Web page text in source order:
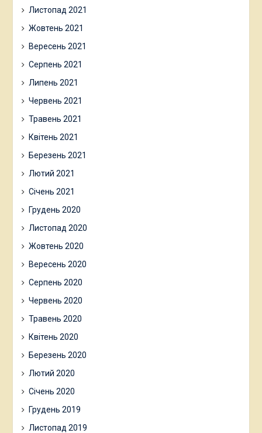
Листопад 2021
Жовтень 2021
Вересень 2021
Серпень 2021
Липень 2021
Червень 2021
Травень 2021
Квітень 2021
Березень 2021
Лютий 2021
Січень 2021
Грудень 2020
Листопад 2020
Жовтень 2020
Вересень 2020
Серпень 2020
Червень 2020
Травень 2020
Квітень 2020
Березень 2020
Лютий 2020
Січень 2020
Грудень 2019
Листопад 2019